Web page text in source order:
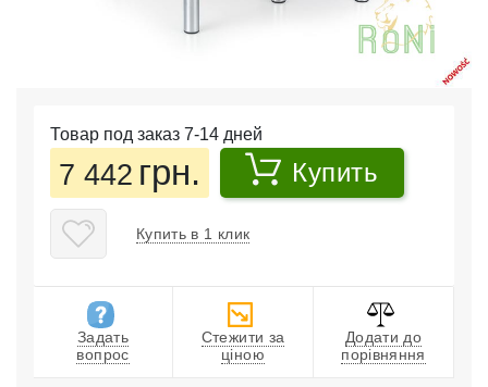
Товар под заказ 7-14 дней
7 442 грн. Купить
Купить в 1 клик
Задать
вопрос
Стежити за
ціною
Додати до
порівняння